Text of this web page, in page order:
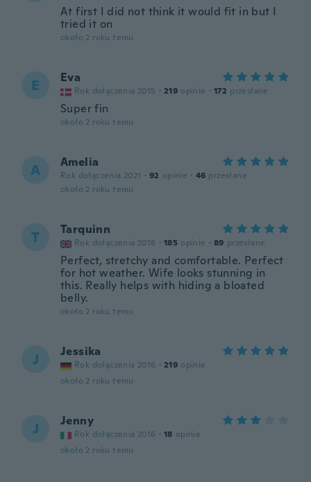
At first I did not think it would fit in but I
tried it on
około 2 roku temu
E Eva
Rok dołączenia 2015 · 219 opinie · 172 przesłane
Super fin
około 2 roku temu
A Amelia
Rok dołączenia 2021 · 92 opinie · 46 przesłane
około 2 roku temu
T Tarquinn
Rok dołączenia 2018 · 185 opinie · 89 przesłane
Perfect, stretchy and comfortable. Perfect
for hot weather. Wife looks stunning in
this. Really helps with hiding a bloated
belly.
około 2 roku temu
J Jessika
Rok dołączenia 2016 · 219 opinie
około 2 roku temu
J Jenny
Rok dołączenia 2016 · 18 opinie
około 2 roku temu